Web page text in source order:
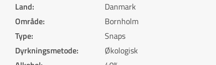
Land:
Danmark
Område:
Bornholm
Type:
Snaps
Dyrkningsmetode:
Økologisk